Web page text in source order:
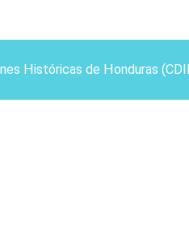
Históricas de Honduras